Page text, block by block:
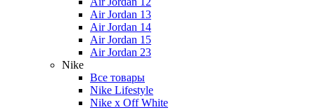
Air Jordan 13
Air Jordan 14
Air Jordan 15
Air Jordan 23
Nike
Все товары
Nike Lifestyle
Nike x Off White